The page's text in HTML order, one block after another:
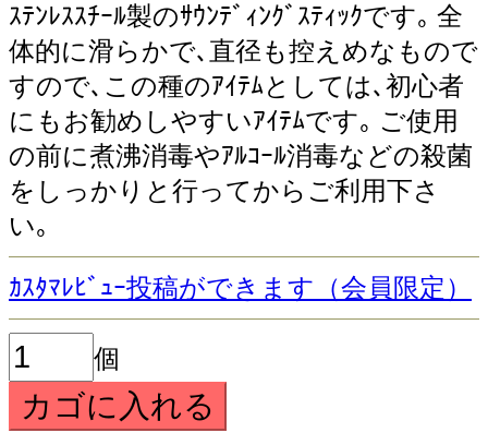
ｽﾃﾝﾚｽｽﾁｰﾙ製のｻｳﾝﾃﾞｨﾝｸﾞｽﾃｨｯｸです｡ 全
体的に滑らかで､直径も控えめなもので
すので､この種のｱｲﾃﾑとしては､初心者
にもお勧めしやすいｱｲﾃﾑです｡ ご使用
の前に煮沸消毒やｱﾙｺｰﾙ消毒などの殺菌
をしっかりと行ってからご利用下さ
い｡
ｶｽﾀﾏﾚﾋﾞｭｰ投稿ができます（会員限定）
個